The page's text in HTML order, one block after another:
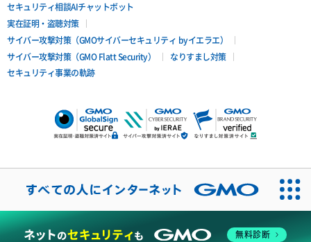
ボリュームデタッチ
セキュリティ相談AIチャットボット
実在証明・盗聴対策
サイバー攻撃対策（GMOサイバーセキュリティ byイエラエ）
サイバー攻撃対策（GMO Flatt Security）
なりすまし対策
セキュリティ事業の軌跡
無料診断